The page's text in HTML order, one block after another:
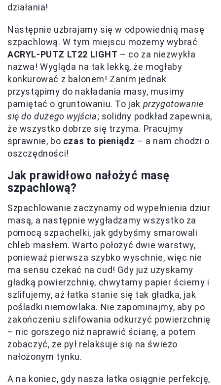
działania!
Następnie uzbrajamy się w odpowiednią masę
szpachlową. W tym miejscu możemy wybrać
ACRYL-PUTZ LT22 LIGHT – co za niezwykła
nazwa! Wygląda na tak lekką, że mogłaby
konkurować z balonem! Zanim jednak
przystąpimy do nakładania masy, musimy
pamiętać o gruntowaniu. To jak przygotowanie
się do dużego wyjścia; solidny podkład zapewnia,
że wszystko dobrze się trzyma. Pracujmy
sprawnie, bo czas to pieniądz – a nam chodzi o
oszczędności!
Jak prawidłowo nałożyć masę
szpachlową?
Szpachlowanie zaczynamy od wypełnienia dziur
masą, a następnie wygładzamy wszystko za
pomocą szpachelki, jak gdybyśmy smarowali
chleb masłem. Warto położyć dwie warstwy,
ponieważ pierwsza szybko wyschnie, więc nie
ma sensu czekać na cud! Gdy już uzyskamy
gładką powierzchnię, chwytamy papier ścierny i
szlifujemy, aż łatka stanie się tak gładka, jak
pośladki niemowlaka. Nie zapominajmy, aby po
zakończeniu szlifowania odkurzyć powierzchnię
– nic gorszego niż naprawić ścianę, a potem
zobaczyć, że pył relaksuje się na świeżo
nałożonym tynku.
A na koniec, gdy nasza łatka osiągnie perfekcję,